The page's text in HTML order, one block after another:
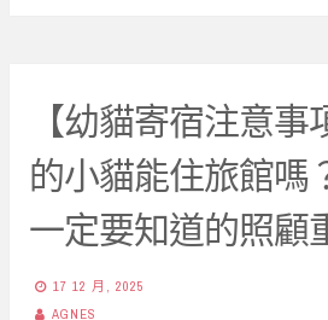
【幼貓寄宿注意
的小貓能住旅館嗎
一定要知道的照顧
17 12 月, 2025
AGNES